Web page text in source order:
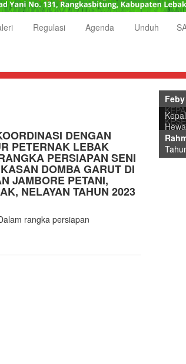
Regulasi Agenda Unduh
DENGAN
PETERNAK LEBAK
PERSIAPAN SENI
DOMBA GARUT DI
JAMBORE PETANI,
NELAYAN TAHUN 2023
rangka persiapan
Plt.
Drs.
Plt.
Ir.
Ir.